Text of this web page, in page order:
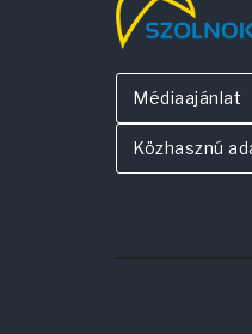
Médiaajánlat
Közhasznú